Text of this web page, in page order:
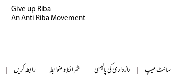
Give up Riba
An Anti Riba Movement
| رابطہ کریں | شرائط و ضوابط | رازداری کی پالیسی | سائٹ میپ